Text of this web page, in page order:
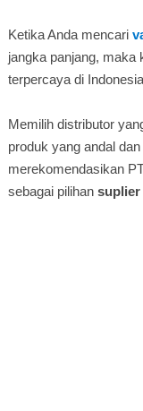
Ketika Anda mencari
jangka panjang, maka
terpercaya di
Memilih distributor
produk yang andal
merekomendasikan
sebagai pilihan suplier